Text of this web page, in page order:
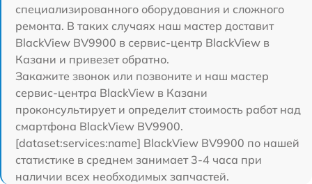
специализированного оборудования и сложного
ремонта. В таких случаях наш мастер доставит
BlackView BV9900 в сервис-центр BlackView в
Казани и привезет обратно.
Закажите звонок или позвоните и наш мастер
сервис-центра BlackView в Казани
проконсультирует и определит стоимость работ над
смартфона BlackView BV9900.
[dataset:services:name] BlackView BV9900 по нашей
статистике в среднем занимает 3-4 часа при
наличии всех необходимых запчастей.